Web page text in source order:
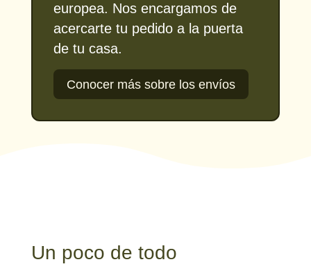
europea. Nos encargamos de
acercarte tu pedido a la puerta
de tu casa.
Conocer más sobre los envíos
Un poco de todo